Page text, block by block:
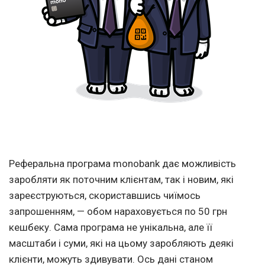
Реферальна програма monobank дає можливість
заробляти як поточним клієнтам, так і новим, які
зареєструються, скориставшись чиїмось
запрошенням, — обом нараховується по 50 грн
кешбеку. Сама програма не унікальна, але її
масштаби і суми, які на цьому заробляють деякі
клієнти, можуть здивувати. Ось дані станом